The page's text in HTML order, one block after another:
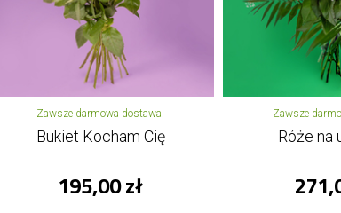
Zawsze darmowa dostawa!
Bukiet Kocham Cię
195,00 zł
Zawsze
Róże na